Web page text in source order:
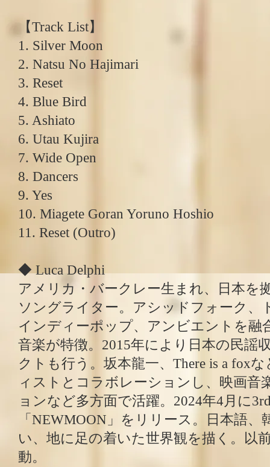
【Track List】
1. Silver Moon
2. Natsu No Hajimari
3. Reset
4. Blue Bird
5. Ashiato
6. Utau Kujira
7. Wide Open
8. Dancers
9. Yes
10. Miagete Goran Yoruno Hoshio
11. Reset (Outro)
◆ Luca Delphi
アメリカ・バークレー生まれ、日本を
ソングライター。アシッドフォーク、
インディーポップ、アンビエントを融
音楽が特徴。2015年により日本の民謡
クトも行う。坂本龍一、There is a fox
ィストとコラボレーションし、映画音
ョンなど多方面で活躍。2024年4月に
「NEWMOON」をリリース。日本語、
い、地に足の着いた世界観を描く。以
動。